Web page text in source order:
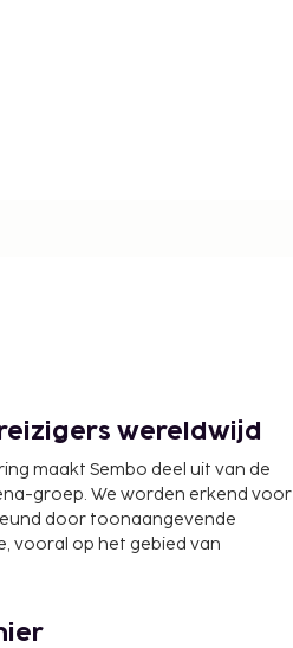
wereldwijd
maakt Sembo deel uit van de
groep. We worden erkend voor
door toonaangevende
vooral op het gebied van